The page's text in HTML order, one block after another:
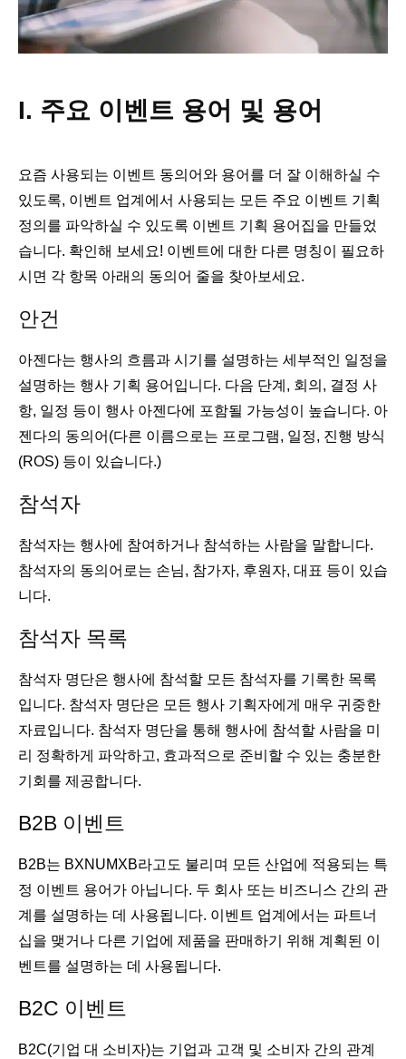
I. 주요 이벤트 용어 및 용어
요즘 사용되는 이벤트 동의어와 용어를 더 잘 이해하실 수
있도록, 이벤트 업계에서 사용되는 모든 주요 이벤트 기획
정의를 파악하실 수 있도록 이벤트 기획 용어집을 만들었
습니다. 확인해 보세요! 이벤트에 대한 다른 명칭이 필요하
시면 각 항목 아래의 동의어 줄을 찾아보세요.
안건
아젠다는 행사의 흐름과 시기를 설명하는 세부적인 일정을
설명하는 행사 기획 용어입니다. 다음 단계, 회의, 결정 사
항, 일정 등이 행사 아젠다에 포함될 가능성이 높습니다. 아
젠다의 동의어(다른 이름으로는 프로그램, 일정, 진행 방식
(ROS) 등이 있습니다.)
참석자
참석자는 행사에 참여하거나 참석하는 사람을 말합니다.
참석자의 동의어로는 손님, 참가자, 후원자, 대표 등이 있습
니다.
참석자 목록
참석자 명단은 행사에 참석할 모든 참석자를 기록한 목록
입니다. 참석자 명단은 모든 행사 기획자에게 매우 귀중한
자료입니다. 참석자 명단을 통해 행사에 참석할 사람을 미
리 정확하게 파악하고, 효과적으로 준비할 수 있는 충분한
기회를 제공합니다.
B2B 이벤트
B2B는 BXNUMXB라고도 불리며 모든 산업에 적용되는 특
정 이벤트 용어가 아닙니다. 두 회사 또는 비즈니스 간의 관
계를 설명하는 데 사용됩니다. 이벤트 업계에서는 파트너
십을 맺거나 다른 기업에 제품을 판매하기 위해 계획된 이
벤트를 설명하는 데 사용됩니다.
B2C 이벤트
B2C(기업 대 소비자)는 기업과 고객 및 소비자 간의 관계